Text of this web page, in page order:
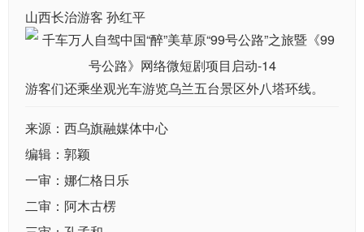
山西长治游客 孙红平
游客们还乘坐观光车游览乌兰五台景区外八塔环线。
来源：西乌旗融媒体中心
编辑：郭颖
一审：娜仁格日乐
二审：阿木古楞